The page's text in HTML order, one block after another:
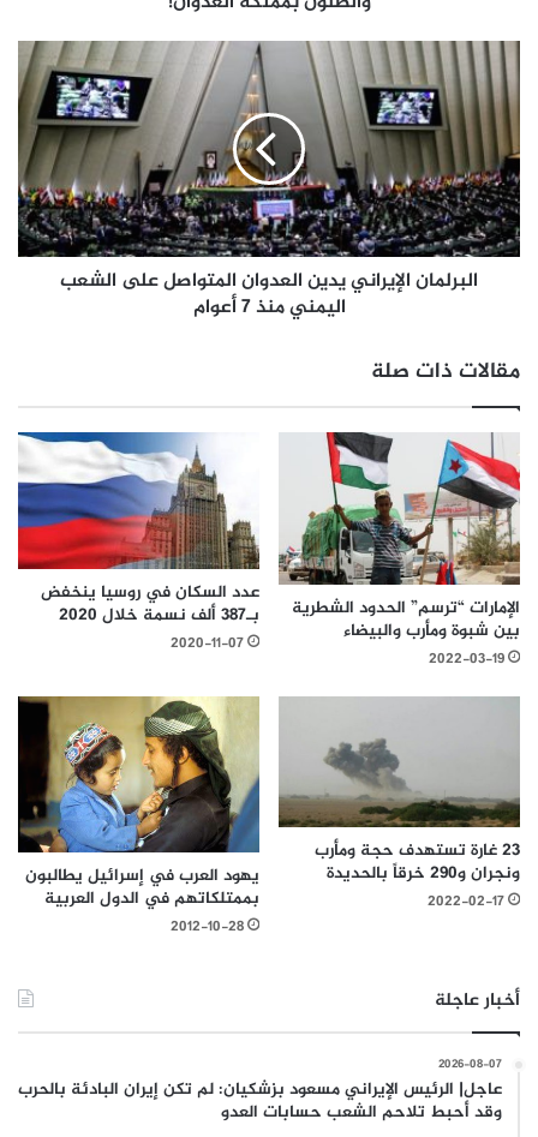
البرلمان الإيراني يدين العدوان المتواصل على الشعب
اليمني منذ 7 أعوام
مقالات ذات صلة
الإمارات “ترسم” الحدود الشطرية
بين شبوة ومأرب والبيضاء
2022-03-19
عدد السكان في روسيا ينخفض
بـ387 ألف نسمة خلال 2020
2020-11-07
23 غارة تستهدف حجة ومأرب
ونجران و290 خرقاً بالحديدة
2022-02-17
يهود العرب في إسرائيل يطالبون
بممتلكاتهم في الدول العربية
2012-10-28
أخبار عاجلة
2026-08-07
عاجل| الرئيس الإيراني مسعود بزشكيان: لم تكن إيران البادئة بالحرب
وقد أحبط تلاحم الشعب حسابات العدو